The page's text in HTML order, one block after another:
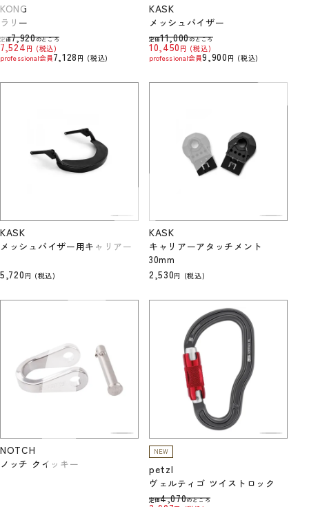
KONG
ラリー
定価7,920のところ
7,524
税込
professional会員7,128 税込
KASK
メッシュバイザー
定価11,000のところ
10,450
税込
professional会員9,900 税込
KASK
メッシュバイザー用キャリアー
5,720 税込
KASK
キャリアーアタッチメント
30mm
2,530 税込
NOTCH
ノッチ クイッキー
NEW
petzl
ヴェルティゴ ツイストロック
定価4,070のところ